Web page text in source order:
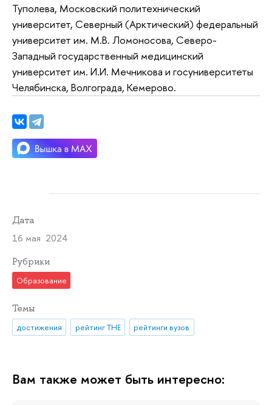
Туполева, Московский политехнический
университет, Северный (Арктический) федеральный
университет им. М.В. Ломоносова, Северо-
Западный государственный медицинский
университет им. И.И. Мечникова и госуниверситеты
Челябинска, Волгограда, Кемерово.
Дата
16 мая 2024
Рубрики
Образование
Темы
достижения рейтинг THE рейтинги вузов
Вам также может быть интересно: